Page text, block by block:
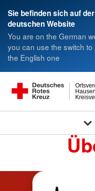
Sie befinden sich auf der
deutschen Website
You are on the German
you can use the switch to
the English one